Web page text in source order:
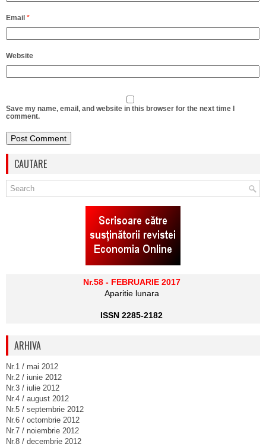
Email *
Website
Save my name, email, and website in this browser for the next time I
comment.
CAUTARE
Nr.58 - FEBRUARIE 2017
Aparitie lunara
ISSN 2285-2182
ARHIVA
Nr.1 / mai 2012
Nr.2 / iunie 2012
Nr.3 / iulie 2012
Nr.4 / august 2012
Nr.5 / septembrie 2012
Nr.6 / octombrie 2012
Nr.7 / noiembrie 2012
Nr.8 / decembrie 2012